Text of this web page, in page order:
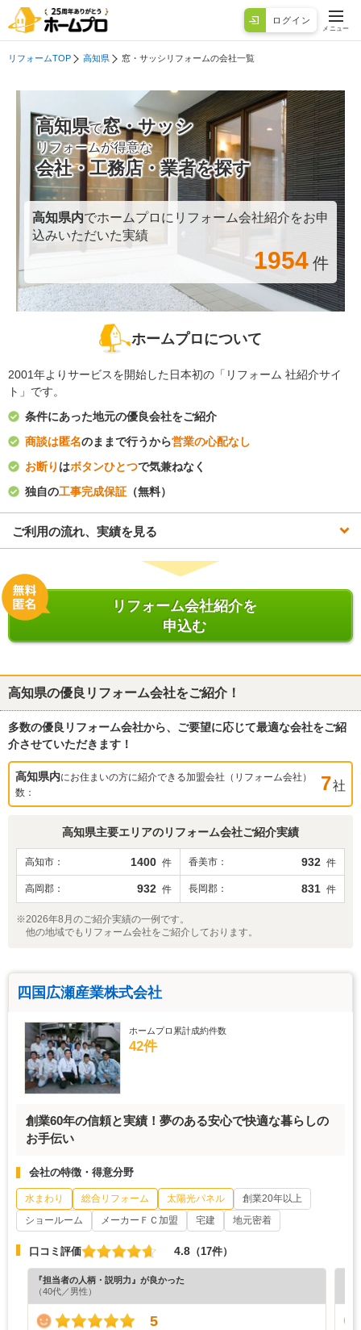
ログイン
メニュー
リフォームTOP 高知県 窓・サッシリフォームの会社一覧
高知県で窓・サッシ
リフォームが得意な
会社・工務店・業者を探す
高知県内でホームプロにリフォーム会社紹介をお申
込みいただいた実績
1954 件
ホームプロについて
2001年よりサービスを開始した日本初の「リフォーム 社紹介サイ
ト」です。
条件にあった地元の優良会社をご紹介
商談は匿名のままで行うから営業の心配なし
お断り はボタンひとつで気兼ねなく
独自の工事完成保証 （無料）
ご利用の流れ、実績を見る
リフォーム会社紹介を
申込む
高知県の優良リフォーム会社をご紹介！
多数の優良リフォーム会社から、ご要望に応じて最適な会社をご紹
介させていただきます！
高知県内にお住まいの方に紹介できる加盟会社（リフォーム会社）
数：
7社
高知県主要エリアのリフォーム会社ご紹介実績
高知市 1400 件 香美市 932 件
高岡郡 932 件 長岡郡 831 件
※2026年8月のご紹介実績の一例です。
他の地域でもリフォーム会社をご紹介しております。
四国広瀬産業株式会社
ホームプロ累計成約件数
42件
創業60年の信頼と実績！夢のある安心で快適な暮らしの
お手伝い
会社の特徴・得意分野
水まわり 総合リフォーム 太陽光パネル
創業20年以上
ショールーム
メーカーＦＣ加盟 宅建 地元密着
口コミ評価 4.8 （17件）
『担当者の人柄・説明力』が良かった
（40代／男性）
5